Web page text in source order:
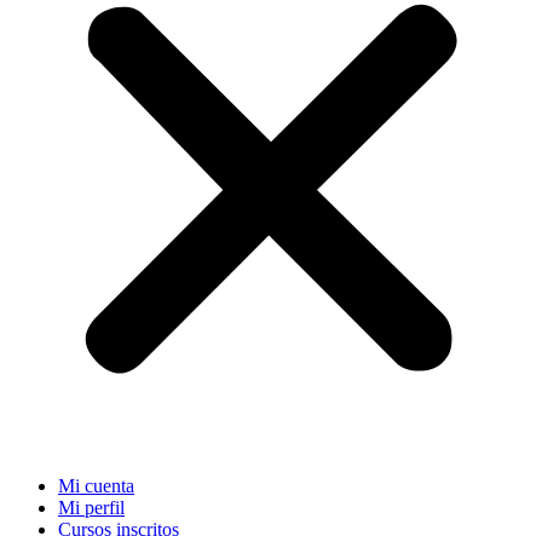
Mi cuenta
Mi perfil
Cursos inscritos